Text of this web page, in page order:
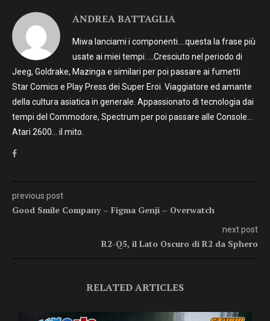
ANDREA BATTAGLIA
Miwa lanciami i componenti….questa la frase più
usate ai miei tempi. …Cresciuto nel periodo di
Jeeg, Goldrake, Mazinga e similari per poi passare ai fumetti
Star Comics e Play Press dei Super Eroi. Viaggiatore ed amante
della cultura asiatica in generale. Appassionato di tecnologia dai
tempi del Commodore, Spectrum per poi passare alle Console…
Atari 2600… il mito.
previous post
Good Smile Company – Figma Genji – Overwatch
next post
R2-Q5, il Lato Oscuro di R2 da Sphero
RELATED ARTICLES